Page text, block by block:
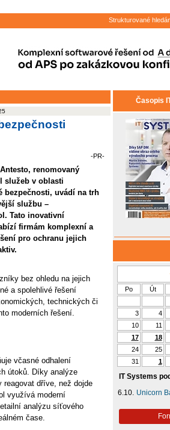
Strukturované
-PR-
renomovaný
služeb v oblasti
bezpečnosti, uvádí na trh
službu –
Tato inovativní
firmám komplexní a
pro ochranu jejich
bez ohledu na jejich
a spolehlivé řešení
technických či
moderních řešení.
včasné odhalení
útoků. Díky analýze
dříve, než dojde
využívá moderní
analýzu síťového
čase.
Časopis
Po Út
3
4
10
11
17
18
24
25
31
1
IT Systems
6.10. Unicorn